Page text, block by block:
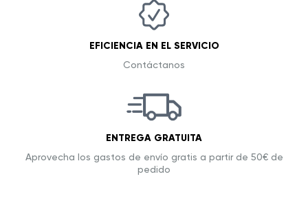
EFICIENCIA EN EL SERVICIO
Contáctanos
ENTREGA GRATUITA
Aprovecha los gastos de envío gratis a partir de 50€ de
pedido